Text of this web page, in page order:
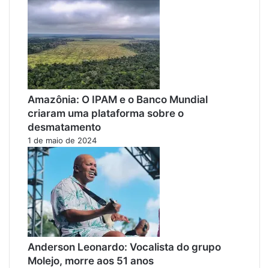
Amazônia: O IPAM e o Banco Mundial
criaram uma plataforma sobre o
desmatamento
1 de maio de 2024
Anderson Leonardo: Vocalista do grupo
Molejo, morre aos 51 anos